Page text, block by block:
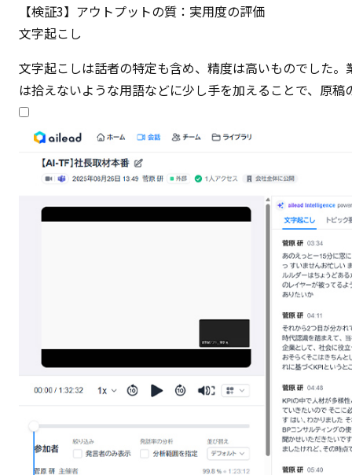
【検証3】アウトプットの質：実用度の評価
文字起こし
文字起こしは話者の特定も含め、精度は高いものでした
は拾えないような用語などに少し手を加えることで、原